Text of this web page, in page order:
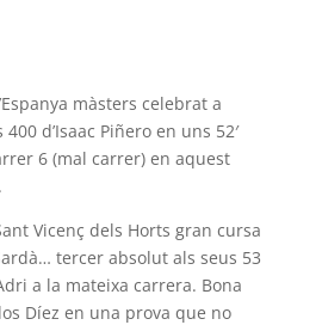
màsters celebrat a
d’Isaac Piñero en uns 52′
6 (mal carrer) en aquest
Vicenç dels Horts gran cursa
tercer absolut als seus 53
a la mateixa carrera. Bona
Díez en una prova que no